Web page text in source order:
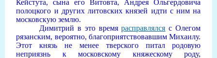
Кейстута, сына его Витовта, Андрея Ольгердовича
полоцкого и других литовских князей идти с ним на
московскую землю.
Димитрий в это времярасправлялся с Олегом
рязанским, вероятно, благоприятствовавшим Михаилу.
Этот князь не менее тверского питал родовую
неприязнь к московскому княжескому роду,